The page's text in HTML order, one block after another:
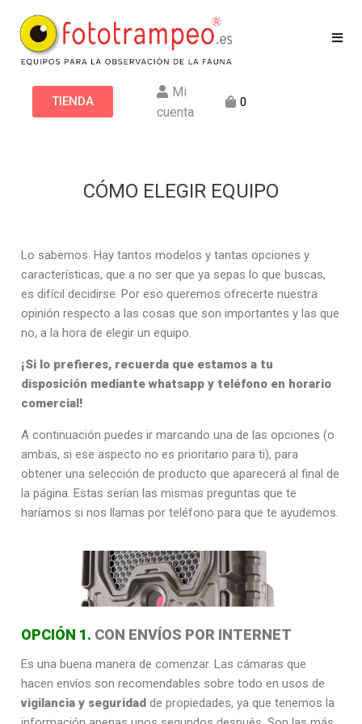
TIENDA
Mi
cuenta
0
CÓMO ELEGIR EQUIPO
Lo sabemos. Hay tantos modelos y tantas opciones y
características, que a no ser que ya sepas lo que buscas,
es difícil decidirse. Por eso queremos ofrecerte nuestra
opinión respecto a las cosas que son importantes y las que
no, a la hora de elegir un equipo.
¡Si lo prefieres, recuerda que estamos a tu
disposición mediante whatsapp y teléfono en horario
comercial!
A continuación puedes ir marcando una de las opciones (o
ambas, si ese aspecto no es prioritario para ti), para
obtener una selección de producto que aparecerá al final de
la página. Estas serían las mismas preguntas que te
haríamos si nos llamas por teléfono para que te ayudemos.
OPCIÓN 1. CON ENVÍOS POR INTERNET
Es una buena manera de comenzar. Las cámaras que
hacen envíos son recomendables sobre todo en usos de
vigilancia y seguridad de propiedades, ya que tenemos la